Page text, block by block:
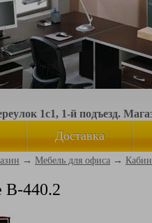
1с1, 1-й подъезд.
Доставка
→ Мебель для офиса →
В-440.2